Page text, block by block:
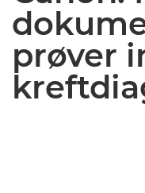
prøver